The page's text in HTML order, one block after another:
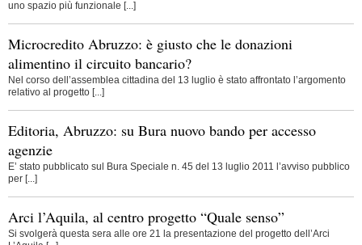
uno spazio più funzionale [...]
Microcredito Abruzzo: è giusto che le donazioni
alimentino il circuito bancario?
Nel corso dell’assemblea cittadina del 13 luglio è stato affrontato l’argomento
relativo al progetto [...]
Editoria, Abruzzo: su Bura nuovo bando per accesso
agenzie
E’ stato pubblicato sul Bura Speciale n. 45 del 13 luglio 2011 l’avviso pubblico
per [...]
Arci l’Aquila, al centro progetto “Quale senso”
Si svolgerà questa sera alle ore 21 la presentazione del progetto dell’Arci